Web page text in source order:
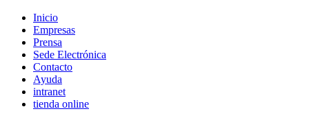
Inicio
Empresas
Prensa
Sede Electrónica
Contacto
Ayuda
intranet
tienda online